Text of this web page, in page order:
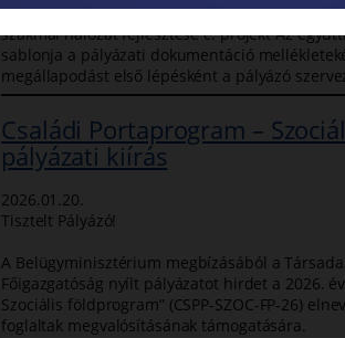
EFOP_Plusz-3.3.1-25-2025-00001 – „Egy
szakmai hálózat fejlesztése c. projekt Az
sablonja a pályázati dokumentáció
megállapodást első lépésként a pályázó
Családi Portaprogram –
pályázati kiírás
2026.01.20.
Tisztelt Pályázó!
A Belügyminisztérium megbízásából a
Főigazgatóság nyílt pályázatot hirdet a 2026.
Szociális földprogram” (CSPP-SZOC-FP-26)
foglaltak megvalósításának támogatására.